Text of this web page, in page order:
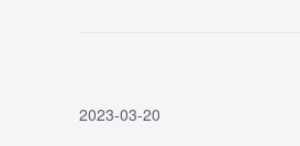
2023-03-20